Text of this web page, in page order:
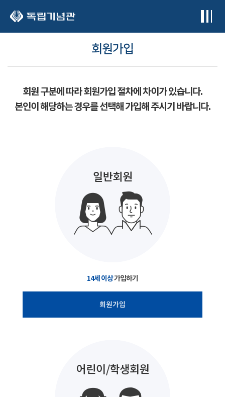
회원가입
회원 구분에 따라 회원가입 절차에 차이가 있습니다.
본인이 해당하는 경우를 선택해 가입해 주시기 바랍니다.
14세 이상가입하기
회원가입